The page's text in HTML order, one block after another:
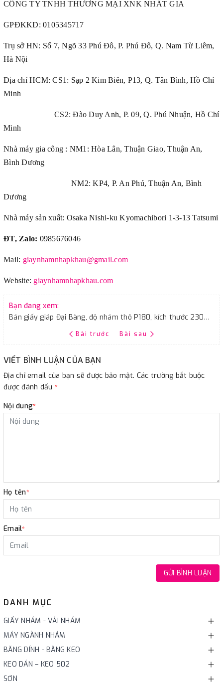
DANH MỤC
GIẤY NHÁM - VẢI NHÁM
MÁY NGÀNH NHÁM
BĂNG DÍNH - BĂNG KEO
KEO DÁN – KEO 502
SƠN
CÔNG TY TNHH THƯƠNG MẠI XNK NHẤT GIA
GPĐKKD: 0105345717
Trụ sở HN: Số 7, Ngõ 33 Phú Đô, P. Phú Đô, Q. Nam Từ Liêm,
Hà Nội
Địa chỉ HCM: CS1: Sạp 2 Kim Biên, P13, Q. Tân Bình, Hồ Chí
Minh
CS2: Đào Duy Anh, P. 09, Q. Phú Nhuận, Hồ Chí
Minh
Nhà máy gia công : NM1: Hòa Lân, Thuận Giao, Thuận An,
Bình Dương
NM2: KP4, P. An Phú, Thuận An, Bình
Dương
Nhà máy sản xuất: Osaka Nishi-ku Kyomachibori 1-3-13 Tatsumi
ĐT, Zalo: 0985676046
Mail: giaynhamnhapkhau@gmail.com
Website: giaynhamnhapkhau.com
Bạn đang xem:
Bán giấy giáp Đại Bàng, độ nhám thô P180, kích thước 230mmx280mm
Bài trước Bài sau
VIẾT BÌNH LUẬN CỦA BẠN
Địa chỉ email của bạn sẽ được bảo mật. Các trường bắt buộc
được đánh dấu *
Nội dung*
Họ tên*
Email*
GỬI BÌNH LUẬN